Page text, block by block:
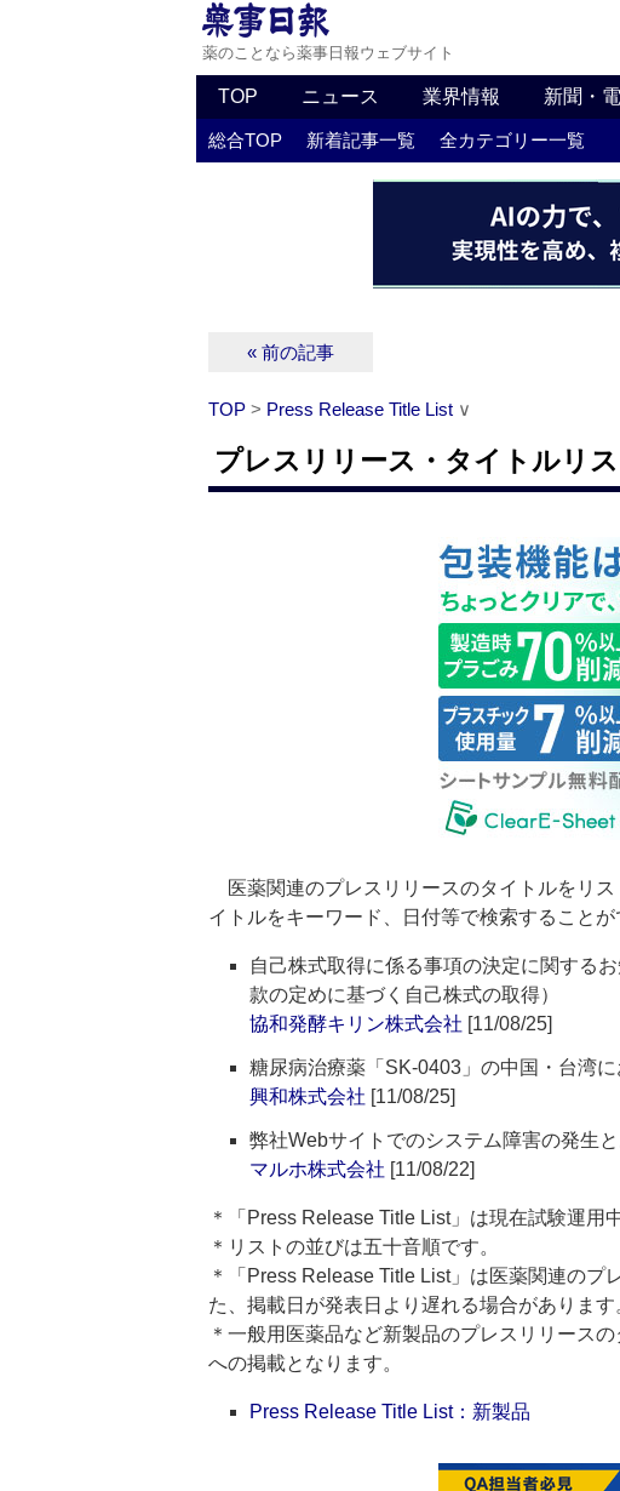
薬のことなら薬事日報ウェブサイト
TOP ニュース 業界情報 新聞・
総合TOP 新着記事一覧 全カテゴリー一覧
« 前の記事
TOP > Press Release Title List ∨
プレスリリース・タイトルリ
医薬関連のプレスリリースのタイトルをリス
イトルをキーワード、日付等で検索すること
自己株式取得に係る事項の決定に関する
款の定めに基づく自己株式の取得）
協和発酵キリン株式会社 [11/08/25]
糖尿病治療薬「SK-0403」の中国・台湾
興和株式会社 [11/08/25]
弊社Webサイトでのシステム障害の発生
マルホ株式会社 [11/08/22]
＊「Press Release Title List」は現在試験運用
＊リストの並びは五十音順です。
＊「Press Release Title List」は医薬関連のプ
た、掲載日が発表日より遅れる場合があります
＊一般用医薬品など新製品のプレスリリース
への掲載となります。
Press Release Title List：新製品